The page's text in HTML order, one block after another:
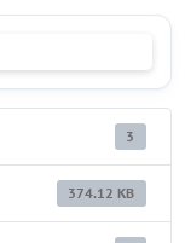
3
374.12 KB